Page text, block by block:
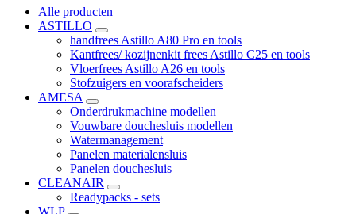
Alle producten
ASTILLO
handfrees Astillo A80 Pro en tools
Kantfrees/ kozijnenkit frees Astillo C25 en tools
Vloerfrees Astillo A26 en tools
Stofzuigers en voorafscheiders
AMESA
Onderdrukmachine modellen
Vouwbare douchesluis modellen
Watermanagement
Panelen materialensluis
Panelen douchesluis
CLEANAIR
Readypacks - sets